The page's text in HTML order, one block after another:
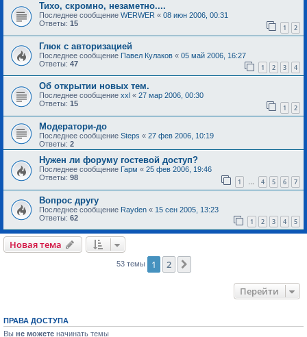
Тихо, скромно, незаметно....
Последнее сообщение WERWER « 08 июн 2006, 00:31
Ответы: 15 1 2
Глюк с авторизацией
Последнее сообщение Павел Кулаков « 05 май 2006, 16:27
Ответы: 47 1 2 3 4
Об открытии новых тем.
Последнее сообщение xxl « 27 мар 2006, 00:30
Ответы: 15 1 2
Модератори-до
Последнее сообщение Steps « 27 фев 2006, 10:19
Ответы: 2
Нужен ли форуму гостевой доступ?
Последнее сообщение Гарм « 25 фев 2006, 19:46
Ответы: 98 1 … 4 5 6 7
Вопрос другу
Последнее сообщение Rayden « 15 сен 2005, 13:23
Ответы: 62 1 2 3 4 5
Новая тема
53 темы 1 2
Перейти
ПРАВА ДОСТУПА
Вы не можете начинать темы